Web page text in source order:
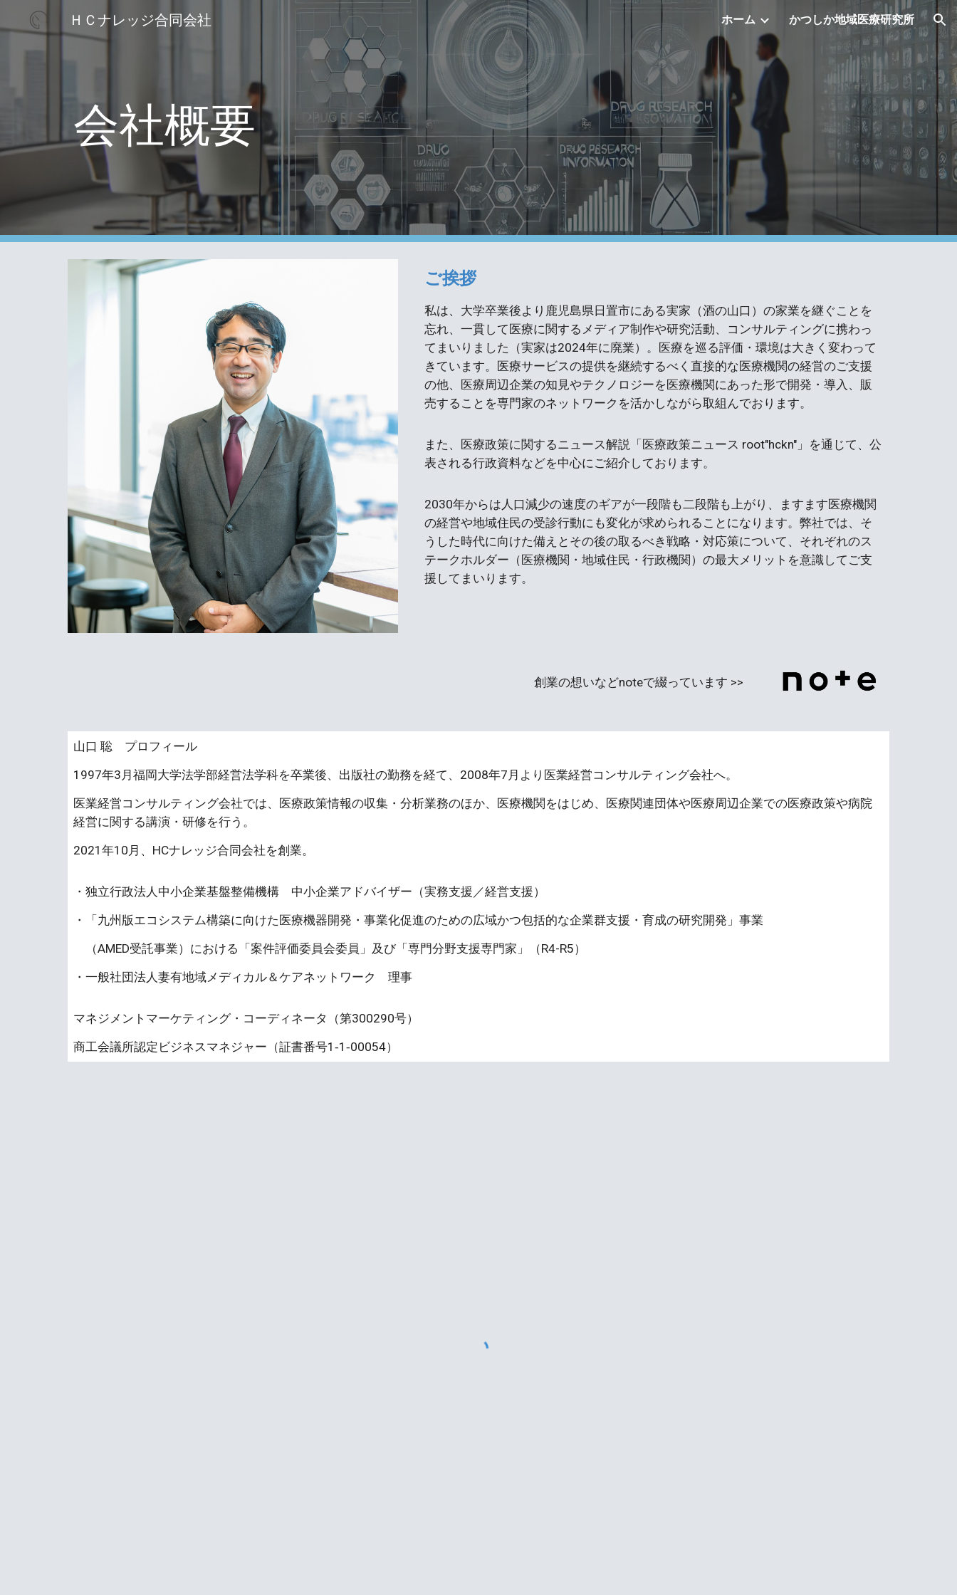
Skip to main content Skip to navigation
ＨＣナレッジ合同会社 ホーム かつしか地域医療研究所
会社概要
ご挨拶
私は、大学卒業後より鹿児島県日置市にある実家（酒の山口）の家業を継ぐことを
忘れ、一貫して医療に関するメディア制作や研究活動、コンサルティングに携わっ
てまいりました（実家は2024年に廃業）。医療を巡る評価・環境は大きく変わって
きています。医療サービスの提供を継続するべく直接的な医療機関の経営のご支援
の他、医療周辺企業の知見やテクノロジーを医療機関にあった形で開発・導入、販
売することを専門家のネットワークを活かしながら取組んでおります。
また、医療政策に関するニュース解説「医療政策ニュース root"hckn"」を通じて、公
表される行政資料などを中心にご紹介しております。
2030年からは人口減少の速度のギアが一段階も二段階も上がり、ますます医療機関
の経営や地域住民の受診行動にも変化が求められることになります。弊社では、そ
うした時代に向けた備えとその後の取るべき戦略・対応策について、それぞれのス
テークホルダー（医療機関・地域住民・行政機関）の最大メリットを意識してご支
援してまいります。
創業の想いなどnoteで綴っています >>
山口 聡 プロフィール
1997年3月福岡大学法学部経営法学科を卒業後、出版社の勤務を経て、2008年7月より医業経営コンサルティング会社へ。
医業経営コンサルティング会社では、医療政策情報の収集・分析業務のほか、医療機関をはじめ、医療関連団体や医療周辺企業での医療政策や病院
経営に関する講演・研修を行う。
2021年10月、HCナレッジ合同会社を創業。
・独立行政法人中小企業基盤整備機構 中小企業アドバイザー（実務支援／経営支援）
・「九州版エコシステム構築に向けた医療機器開発・事業化促進のための広域かつ包括的な企業群支援・育成の研究開発」事業
（AMED受託事業）における「案件評価委員会委員」及び「専門分野支援専門家」（R4-R5）
・一般社団法人妻有地域メディカル＆ケアネットワーク 理事
マネジメントマーケティング・コーディネータ（第300290号）
商工会議所認定ビジネスマネジャー（証書番号1‐1‐00054）